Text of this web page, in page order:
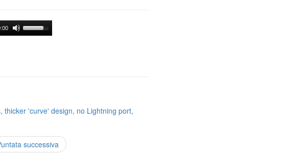
thicker 'curve' design, no Lightning port,
successiva